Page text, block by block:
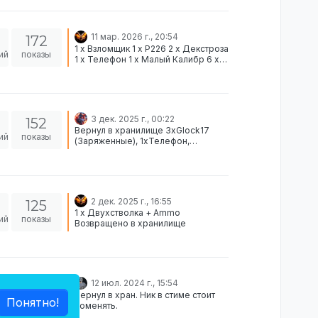
172
показы
11 мар. 2026 г., 20:54
1 x Взломщик 1 x P226 2 x Декстроза
1 x Телефон 1 x Малый Калибр 6 x
152
показы
3 дек. 2025 г., 00:22
Вернул в хранилище 3xGlock17
(Заряженные), 1xТелефон,
125
показы
2 дек. 2025 г., 16:55
1 х Двухстволка + Ammo
Возвращено в хранилище
171
показы
12 июл. 2024 г., 15:54
Вернул в хран. Ник в стиме стоит
поменять.
Понятно!